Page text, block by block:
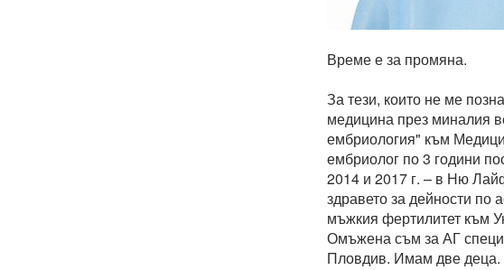
Време е за промяна.
За тези, които не ме
медицина през миналия
ембриология" към
ембриолог по 3 години
2014 и 2017 г. – в Ню
здравето за дейности по
мъжкия фертилитет към
Омъжена съм за АГ
Пловдив. Имам две деца.